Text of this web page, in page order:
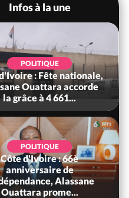
Infos à la une
POLITIQUE
: Fête nationale,
Ouattara accorde
la grâce à 4 661...
POLITIQUE
Côte d'Ivoire : 66è
anniversaire de
Alassane
Ouattara prome...